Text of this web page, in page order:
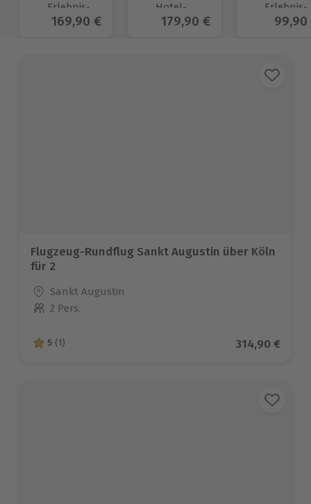
Erlebnis-
Auswahl
Aktueller Preis
169,90 €
Hotel-
Auswahl
Aktueller Preis
179,90 €
Erlebnis-
Auswahl
99,90
Flugzeug-Rundflug Sankt Augustin über Köln
für 2
Standort
Sankt Augustin
Anzahl der Teilnehmer
2 Pers.
5 von 5 Sternen basierend auf 1 Bewertungen
5 (1) Aktueller
314,90 €